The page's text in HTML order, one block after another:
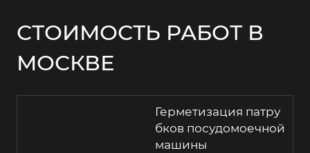
СТОИМОСТЬ РАБОТ В
МОСКВЕ
Герметизация патру
бков посудомоечной
машины